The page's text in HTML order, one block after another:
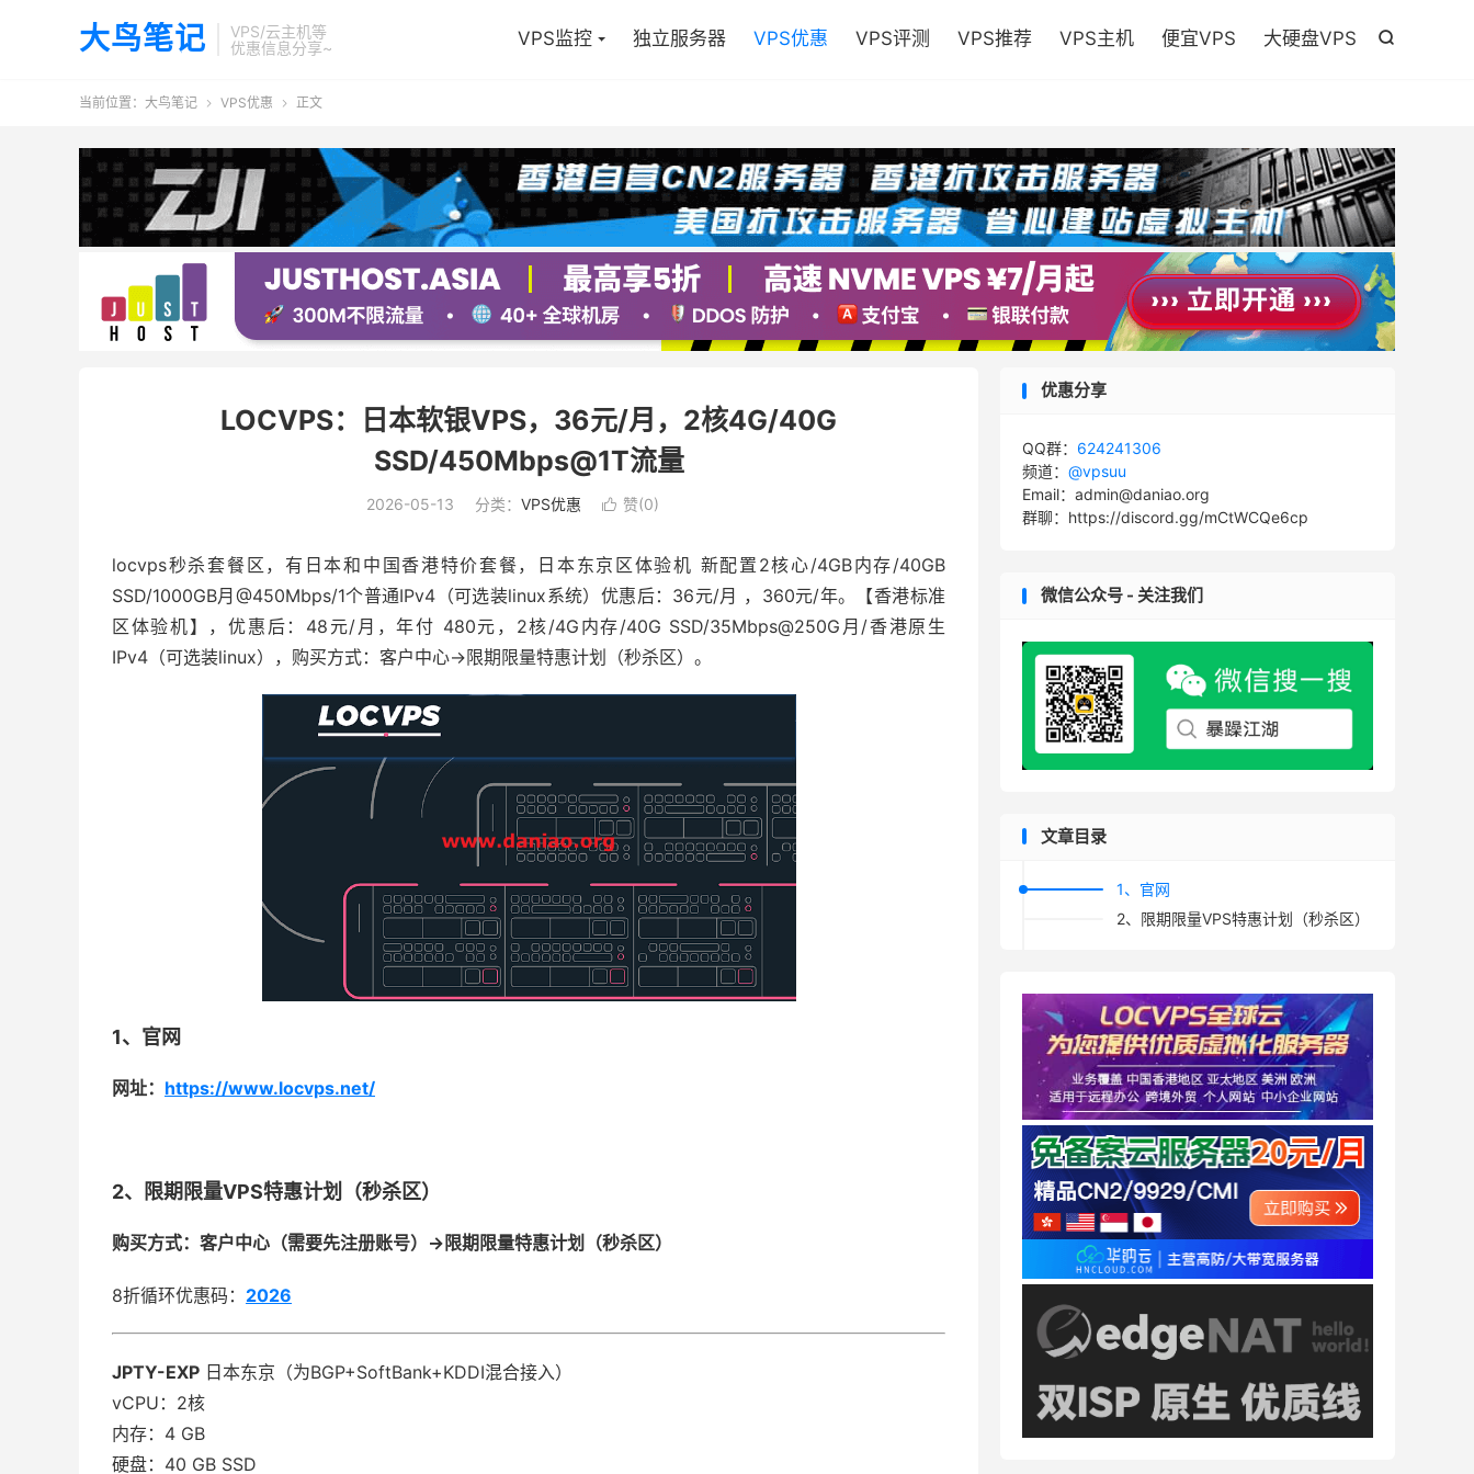
大鸟笔记
VPS/云主机等
优惠信息分享~

VPS监控 独立服务器 VPS优惠 VPS评测 VPS推荐 VPS主机 便宜VPS 大硬盘VPS
当前位置： 大鸟笔记  VPS优惠  正文
LOCVPS：日本软银VPS，36元/月，2核4G/40G
SSD/450Mbps@1T流量
2026-05-13 分类： VPS优惠  赞(0)
locvps秒杀套餐区，有日本和中国香港特价套餐，日本东京区体验机 新配置2核心/4GB内存/40GB
SSD/1000GB月@450Mbps/1个普通IPv4（可选装linux系统）优惠后：36元/月 ，360元/年。【香港标准
区体验机】，优惠后：48元/月，年付 480元，2核/4G内存/40G SSD/35Mbps@250G月/香港原生
IPv4（可选装linux），购买方式：客户中心->限期限量特惠计划（秒杀区）。
1、官网
网址： https://www.locvps.net/
2、限期限量VPS特惠计划（秒杀区）
购买方式：客户中心（需要先注册账号）->限期限量特惠计划（秒杀区）
8折循环优惠码： 2026
JPTY-EXP 日本东京（为BGP+SoftBank+KDDI混合接入）
vCPU：2核
内存：4 GB
硬盘：40 GB SSD
优惠分享
QQ群： 624241306
频道： @vpsuu
Email：admin@daniao.org
群聊：https://discord.gg/mCtWCQe6cp
微信公众号 - 关注我们
文章目录
1、官网
2、限期限量VPS特惠计划（秒杀区）